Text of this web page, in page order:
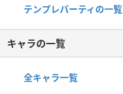
テンプレパーティの一覧
キャラの一覧
全キャラ一覧